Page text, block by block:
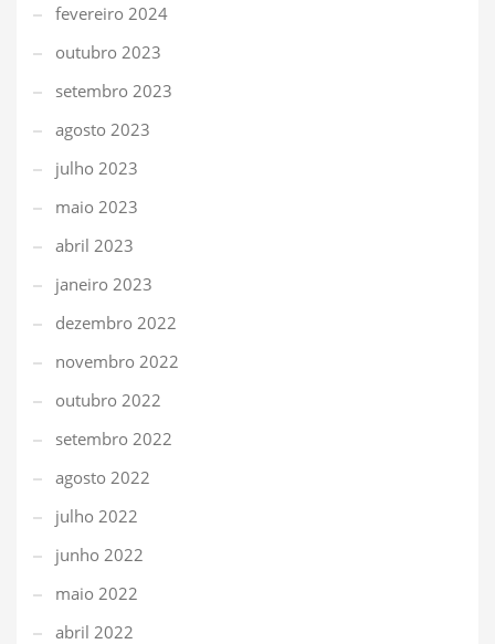
fevereiro 2024
outubro 2023
setembro 2023
agosto 2023
julho 2023
maio 2023
abril 2023
janeiro 2023
dezembro 2022
novembro 2022
outubro 2022
setembro 2022
agosto 2022
julho 2022
junho 2022
maio 2022
abril 2022